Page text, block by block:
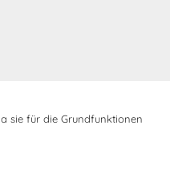
sie für die Grundfunktionen